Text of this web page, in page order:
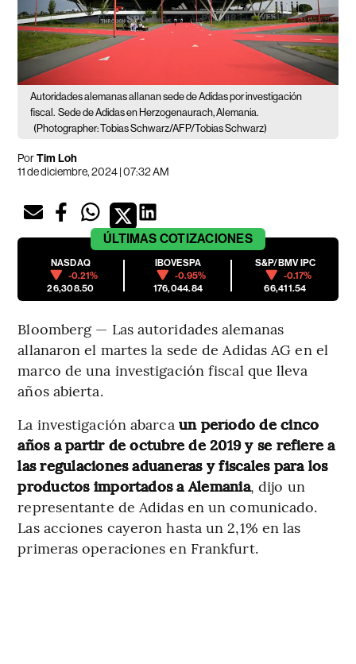
Autoridades alemanas allanan sede de Adidas por investigación
fiscal. Sede de Adidas en Herzogenaurach, Alemania.
(Photographer: Tobias Schwarz/AFP/Tobias Schwarz)
PorTim Loh
11 de diciembre, 2024 | 07:32 AM
ÚLTIMAS COTIZACIONES
NASDAQ
-0.21%
26,308.50
IBOVESPA
-0.95%
176,044.84
S&P/BMV IPC
-0.17%
66,411.54
Bloomberg — Las autoridades alemanas
allanaron el martes la sede de Adidas AG en el
marco de una investigación fiscal que lleva
años abierta.
La investigación abarca un período de cinco
años a partir de octubre de 2019 y se refiere a
las regulaciones aduaneras y fiscales para los
productos importados a Alemania, dijo un
representante de Adidas en un comunicado.
Las acciones cayeron hasta un 2,1% en las
primeras operaciones en Frankfurt.